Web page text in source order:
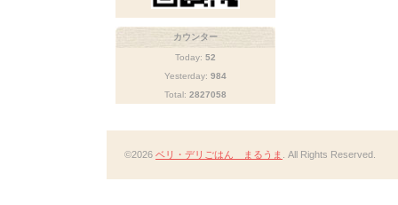
カウンター
Today: 52
Yesterday: 984
Total: 2827058
©2026 ベリ・デリごはん まるうま . All Rights Reserved.